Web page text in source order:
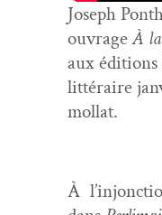
Joseph
ouvrageÀ
aux édi­tions
lit­téraire
mol­lat.
À